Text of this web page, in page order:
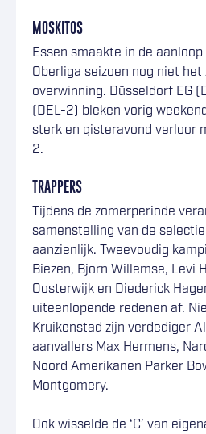
MOSKITOS
Essen smaakte in de
Oberliga seizoen nog niet het
overwinning. Düsseldorf EG
(DEL-2) bleken vorig
sterk en gisteravond verloor
2.
TRAPPERS
Tijdens de zomerperiode
samenstelling van de
aanzienlijk. Tweevoudig
Biezen, Bjorn Willemse, Levi
Oosterwijk en Diederick
uiteenlopende redenen af.
Kruikenstad zijn verdediger
aanvallers Max Hermens,
Noord Amerikanen Parker
Montgomery.
Ook wisselde de ‘C’ van